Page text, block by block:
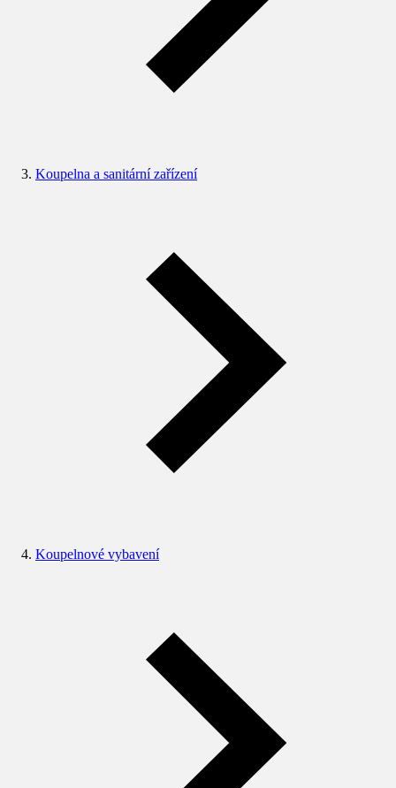
Koupelna a sanitární zařízení
Koupelnové vybavení